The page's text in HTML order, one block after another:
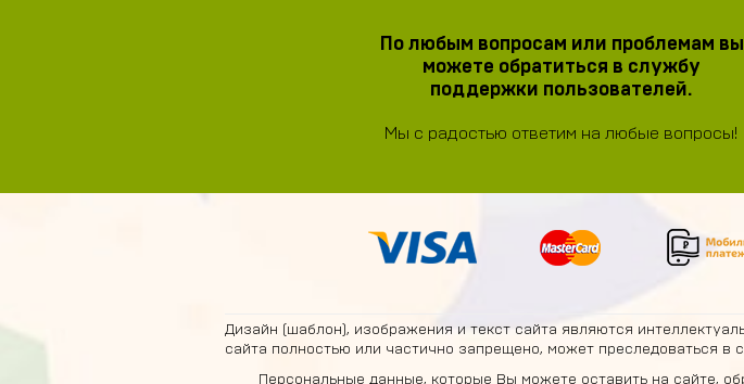
По любым вопросам или проблемам вы
можете обратиться в службу
поддержки пользователей.
Мы с радостью ответим на любые вопросы!
Дизайн (шаблон), изображения и текст сайта являются
сайта полностью или частично запрещено, может преследоваться в
Персональные данные, которые Вы можете оставить на сайте,